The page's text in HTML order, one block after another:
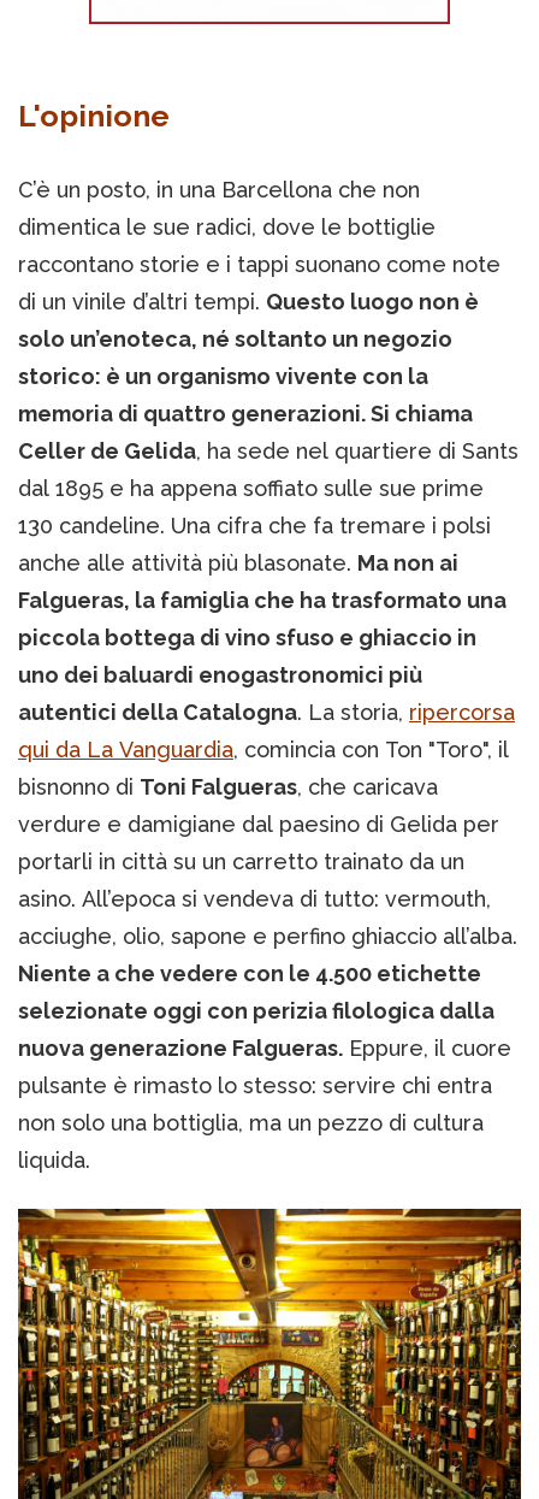
L'opinione
C’è un posto, in una Barcellona che non
dimentica le sue radici, dove le bottiglie
raccontano storie e i tappi suonano come note
di un vinile d’altri tempi. Questo luogo non è
solo un’enoteca, né soltanto un negozio
storico: è un organismo vivente con la
memoria di quattro generazioni. Si chiama
Celler de Gelida, ha sede nel quartiere di Sants
dal 1895 e ha appena soffiato sulle sue prime
130 candeline. Una cifra che fa tremare i polsi
anche alle attività più blasonate. Ma non ai
Falgueras, la famiglia che ha trasformato una
piccola bottega di vino sfuso e ghiaccio in
uno dei baluardi enogastronomici più
autentici della Catalogna. La storia, ripercorsa
qui da La Vanguardia, comincia con Ton "Toro", il
bisnonno di Toni Falgueras, che caricava
verdure e damigiane dal paesino di Gelida per
portarli in città su un carretto trainato da un
asino. All’epoca si vendeva di tutto: vermouth,
acciughe, olio, sapone e perfino ghiaccio all’alba.
Niente a che vedere con le 4.500 etichette
selezionate oggi con perizia filologica dalla
nuova generazione Falgueras. Eppure, il cuore
pulsante è rimasto lo stesso: servire chi entra
non solo una bottiglia, ma un pezzo di cultura
liquida.